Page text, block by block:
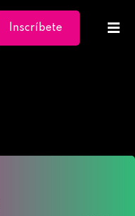
Inscríbete